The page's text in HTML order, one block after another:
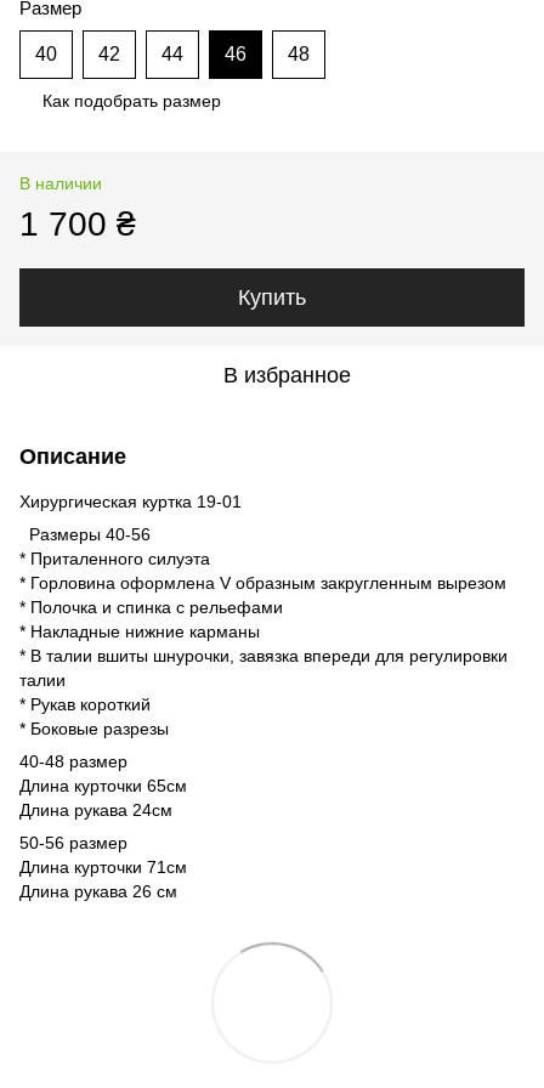
Размер
40 42 44 46 48
Как подобрать размер
В наличии
1 700 ₴
Купить
В избранное
Описание
Хирургическая куртка 19-01
Размеры 40-56
* Приталенного силуэта
* Горловина оформлена V образным закругленным вырезом
* Полочка и спинка с рельефами
* Накладные нижние карманы
* В талии вшиты шнурочки, завязка впереди для регулировки
талии
* Рукав короткий
* Боковые разрезы
40-48 размер
Длина курточки 65см
Длина рукава 24см
50-56 размер
Длина курточки 71см
Длина рукава 26 см